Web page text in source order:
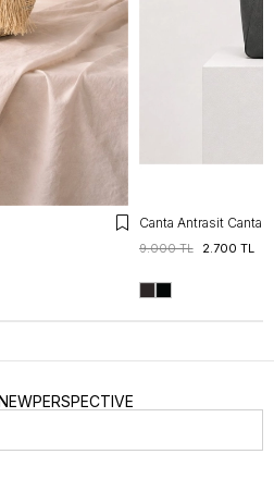
Canta Antrasit Canta
2.700 TL
9.000 TL